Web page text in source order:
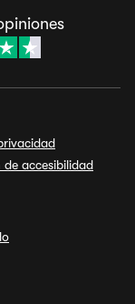
de accesibilidad